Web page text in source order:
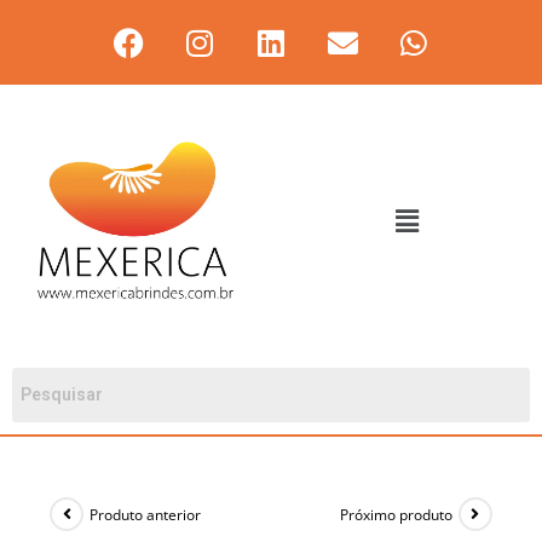
Produto anterior Próximo produto